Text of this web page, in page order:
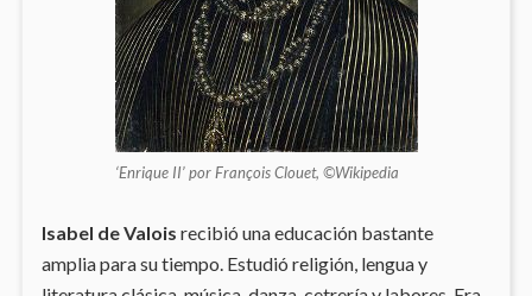
‘Enrique II’ por François Clouet, ©Wikipedia
Isabel de Valois recibió una educación bastante
amplia para su tiempo. Estudió religión, lengua y